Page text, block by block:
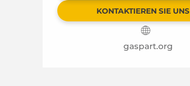
KONTAKTIEREN SIE UNS
gaspart.org